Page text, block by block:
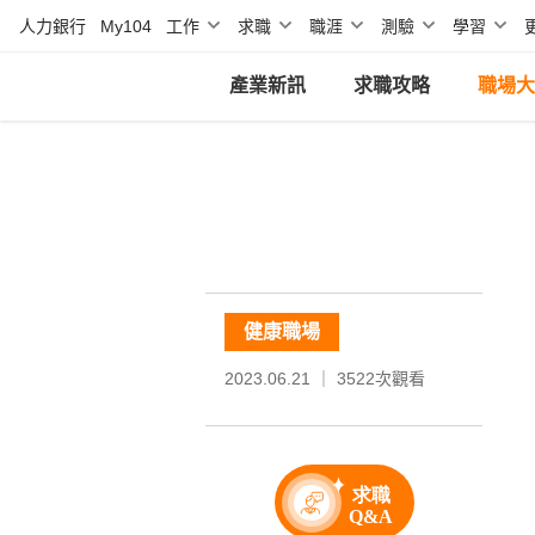
人力銀行 My104 工作 求職 職涯 測驗 學習
產業新訊 求職攻略 職場
健康職場
2023.06.21 ｜ 3522次觀看